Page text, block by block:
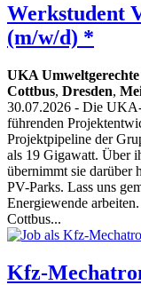
Werkstudent
(m/w/d) *
UKA
Cottbus, Dresden,
30.07.2026 - Die UKA-
führenden
Projektpipeline der
als 19 Gigawatt. Über
übernimmt sie darüber
PV-Parks. Lass uns
Energiewende
Cottbus...
Kfz-